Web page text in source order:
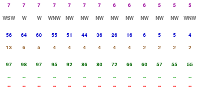
7 7 7 7 7 7 7 6 6 6 5 5
5
WSW W W WNW NW NW NW NW NW NW NW NW
WNW
56 64 60 55 51 44 36 26 16 6 5 5
4
13 6 5 4 4 4 4 4 4 2 2 2
2
97 98 97 95 92 86 80 72 66 60 57 55
55
-- -- -- -- -- -- -- -- -- -- -- --
--
-- -- -- -- -- -- -- -- -- -- -- -- --